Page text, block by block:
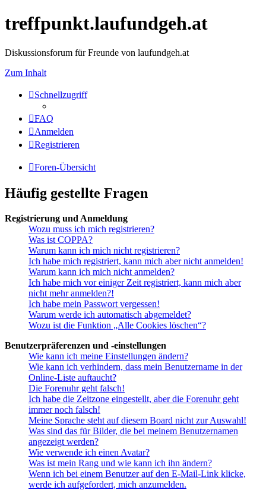
treffpunkt.laufundgeh.at
Diskussionsforum für Freunde von laufundgeh.at
Zum Inhalt
Schnellzugriff
FAQ
Anmelden
Registrieren
Foren-Übersicht
Häufig gestellte Fragen
Registrierung und Anmeldung
Wozu muss ich mich registrieren?
Was ist COPPA?
Warum kann ich mich nicht registrieren?
Ich habe mich registriert, kann mich aber nicht anmelden!
Warum kann ich mich nicht anmelden?
Ich habe mich vor einiger Zeit registriert, kann mich aber
nicht mehr anmelden?!
Ich habe mein Passwort vergessen!
Warum werde ich automatisch abgemeldet?
Wozu ist die Funktion „Alle Cookies löschen“?
Benutzerpräferenzen und -einstellungen
Wie kann ich meine Einstellungen ändern?
Wie kann ich verhindern, dass mein Benutzername in der
Online-Liste auftaucht?
Die Forenuhr geht falsch!
Ich habe die Zeitzone eingestellt, aber die Forenuhr geht
immer noch falsch!
Meine Sprache steht auf diesem Board nicht zur Auswahl!
Was sind das für Bilder, die bei meinem Benutzernamen
angezeigt werden?
Wie verwende ich einen Avatar?
Was ist mein Rang und wie kann ich ihn ändern?
Wenn ich bei einem Benutzer auf den E-Mail-Link klicke,
werde ich aufgefordert, mich anzumelden.